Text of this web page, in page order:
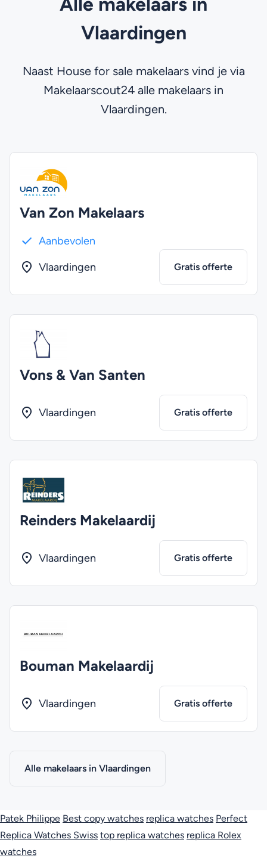
Vlaardingen
Naast House for sale makelaars vind je via
Makelaarscout24 alle makelaars in
Vlaardingen.
Van Zon Makelaars
Aanbevolen
Vlaardingen
Gratis offerte
Vons & Van Santen
Vlaardingen Gratis offerte
Reinders Makelaardij
Vlaardingen Gratis offerte
Bouman Makelaardij
Vlaardingen Gratis offerte
Alle makelaars in Vlaardingen
Patek Philippe Best copy watches replica watches Perfect
Replica Watches Swiss top replica watches replica Rolex
watches